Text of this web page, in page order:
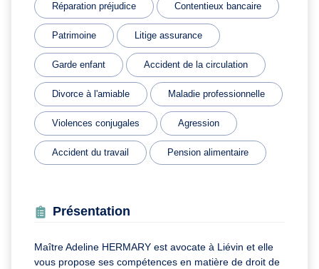
Réparation préjudice Contentieux bancaire
Patrimoine Litige assurance
Garde enfant Accident de la circulation
Divorce à l'amiable Maladie professionnelle
Violences conjugales Agression
Accident du travail Pension alimentaire
Présentation
Maître Adeline HERMARY est avocate à Liévin et elle
vous propose ses compétences en matière de droit de